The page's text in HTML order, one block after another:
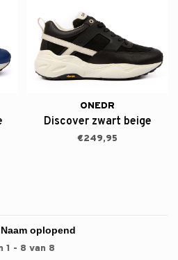
ONEDR
Discover zwart beige
€249,95
1 - 8 van 8